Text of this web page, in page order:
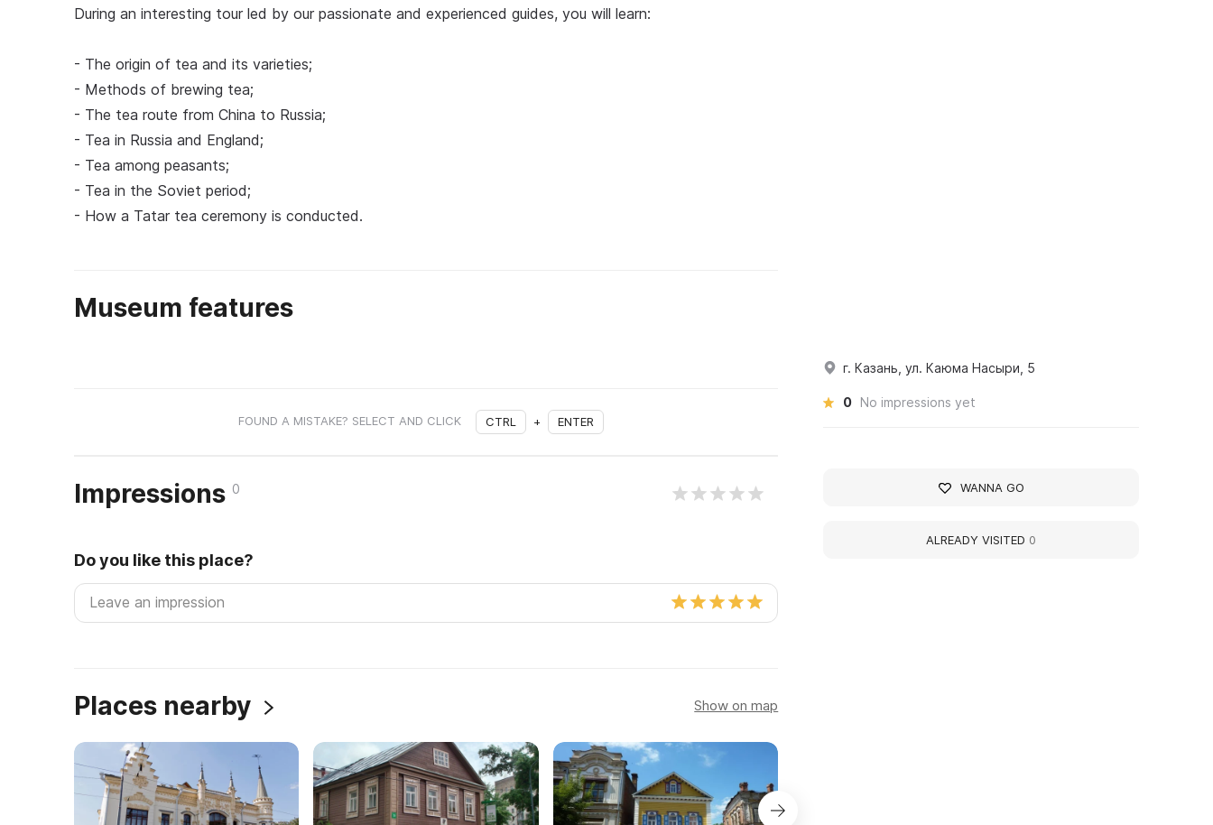
During an interesting tour led by our passionate and experienced guides, you will learn:
- The origin of tea and its varieties;
- Methods of brewing tea;
- The tea route from China to Russia;
- Tea in Russia and England;
- Tea among peasants;
- Tea in the Soviet period;
- How a Tatar tea ceremony is conducted.
Museum features
FOUND A MISTAKE? SELECT AND CLICK CTRL + ENTER
Impressions 0
Do you like this place?
Places nearby Show on map
г. Казань, ул. Каюма Насыри, 5
0 No impressions yet
WANNA GO
ALREADY VISITED 0